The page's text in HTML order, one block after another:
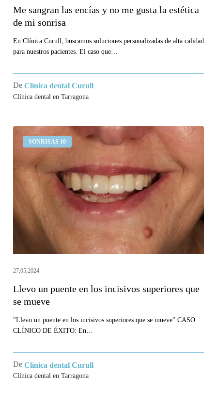
sonrisa
Me sangran las encías y no me gusta la estética
de mi sonrisa
En Clínica Curull, buscamos soluciones personalizadas de alta calidad
para nuestros pacientes. El caso que…
De Clínica dental Curull
Clínica dental en Tarragona
SONRISAS 10
puente
los
incisivos
superiores
mueve
27,05,2024
Llevo un puente en los incisivos superiores que
se mueve
"Llevo un puente en los incisivos superiores que se mueve" CASO
CLÍNICO DE ÉXITO: En…
De Clínica dental Curull
Clínica dental en Tarragona